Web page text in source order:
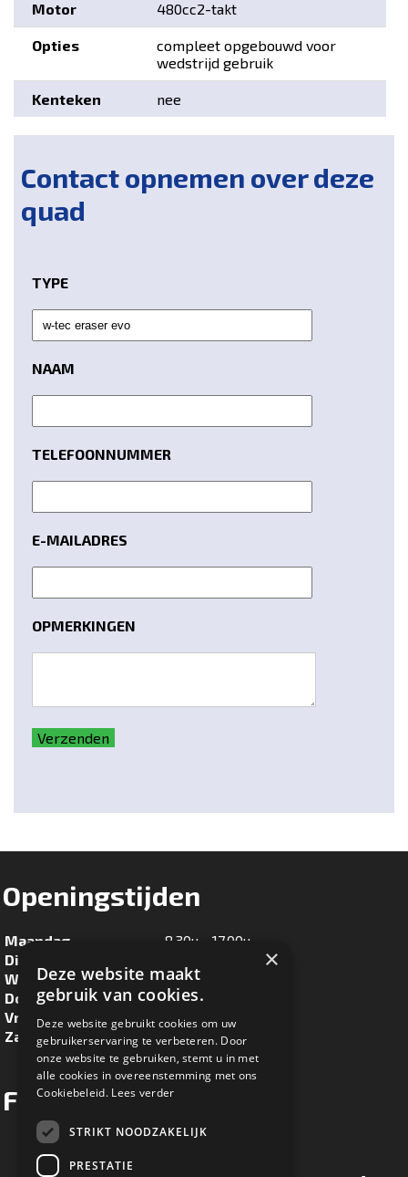
Motor 480cc2-takt
Opties
compleet opgebouwd voor
wedstrijd gebruik
Kenteken nee
Contact opnemen over deze
quad
TYPE
NAAM
TELEFOONNUMMER
E-MAILADRES
OPMERKINGEN
Verzenden
Openingstijden
Maandag
8.30u - 17.00u
Dinsdag
Woensdag
8.30u - 17.00u
Donderdag
8.30u - 17.00u
Vrijdag
8.30u - 17.00u
Zaterdag
8.30u - 16.00u
Facebook
×
Deze website maakt
gebruik van cookies.
Deze website gebruikt cookies om uw
gebruikerservaring te verbeteren. Door
onze website te gebruiken, stemt u in met
alle cookies in overeenstemming met ons
Cookiebeleid. Lees verder
STRIKT NOODZAKELIJK
PRESTATIE